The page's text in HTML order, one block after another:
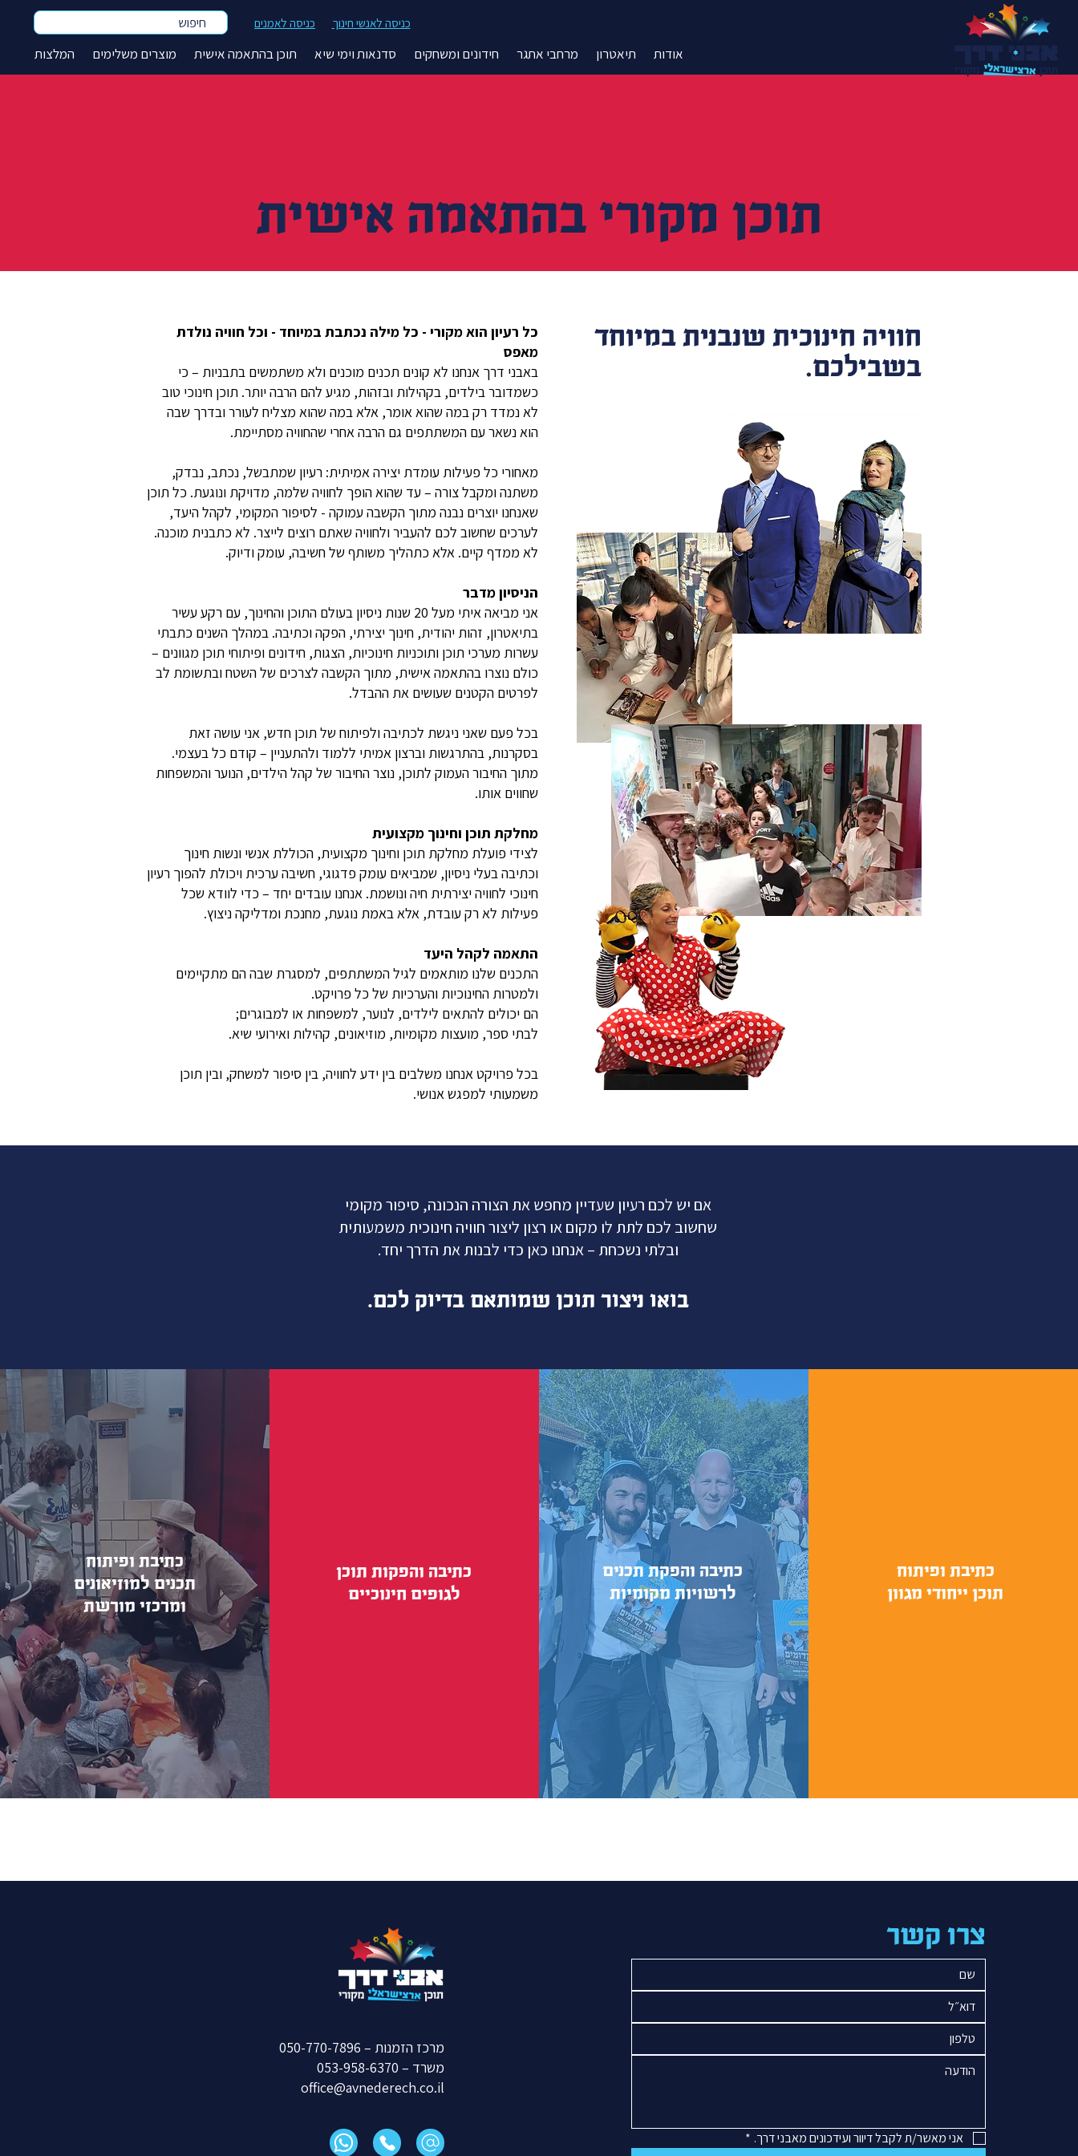
כניסה לאנשי חינוך כניסה לאמנים חיפוש
אודות תיאטרון מרחבי אתגר חידונים ומשחקים סדנאות וימי שיא תוכן בהתאמה אישית מוצרים משלימים המלצות
תוכן מקורי בהתאמה אישית
כל רעיון הוא מקורי - כל מילה נכתבת במיוחד - וכל חוויה נולדת
מאפס
באבני דרך אנחנו לא קונים תכנים מוכנים ולא משתמשים בתבניות – כי
כשמדובר בילדים, בקהילות ובזהות, מגיע להם הרבה יותר. תוכן חינוכי טוב
לא נמדד רק במה שהוא אומר, אלא במה שהוא מצליח לעורר ובדרך שבה
הוא נשאר עם המשתתפים גם הרבה אחרי שהחוויה מסתיימת.
מאחורי כל פעילות עומדת יצירה אמיתית: רעיון שמתבשל, נכתב, נבדק,
משתנה ומקבל צורה – עד שהוא הופך לחוויה שלמה, מדויקת ונוגעת. כל תוכן
שאנחנו יוצרים נבנה מתוך הקשבה עמוקה - לסיפור המקומי, לקהל היעד,
לערכים שחשוב לכם להעביר ולחוויה שאתם רוצים לייצר. לא כתבנית מוכנה.
לא ממדף קיים. אלא כתהליך משותף של חשיבה, עומק ודיוק.
הניסיון מדבר
אני מביאה איתי מעל 20 שנות ניסיון בעולם התוכן והחינוך, עם רקע עשיר
בתיאטרון, זהות יהודית, חינוך יצירתי, הפקה וכתיבה. במהלך השנים כתבתי
עשרות מערכי תוכן ותוכניות חינוכיות, הצגות, חידונים ופיתוחי תוכן מגוונים –
כולם נוצרו בהתאמה אישית, מתוך הקשבה לצרכים של השטח ובתשומת לב
לפרטים הקטנים שעושים את ההבדל.
בכל פעם שאני ניגשת לכתיבה ולפיתוח של תוכן חדש, אני עושה זאת
בסקרנות, בהתרגשות וברצון אמיתי ללמוד ולהתעניין – קודם כל בעצמי.
מתוך החיבור העמוק לתוכן, נוצר החיבור של קהל הילדים, הנוער והמשפחות
שחווים אותו.
מחלקת תוכן וחינוך מקצועית
לצידי פועלת מחלקת תוכן וחינוך מקצועית, הכוללת אנשי ונשות חינוך
וכתיבה בעלי ניסיון, שמביאים עומק פדגוגי, חשיבה ערכית ויכולת להפוך רעיון
חינוכי לחוויה יצירתית חיה ונושמת. אנחנו עובדים יחד – כדי לוודא שכל
פעילות לא רק עובדת, אלא באמת נוגעת, מחנכת ומדליקה ניצוץ.
התאמה לקהל היעד
התכנים שלנו מותאמים לגיל המשתתפים, למסגרת שבה הם מתקיימים
ולמטרות החינוכיות והערכיות של כל פרויקט.
הם יכולים להתאים לילדים, לנוער, למשפחות או למבוגרים;
לבתי ספר, מועצות מקומיות, מוזיאונים, קהילות ואירועי שיא.
בכל פרויקט אנחנו משלבים בין ידע לחוויה, בין סיפור למשחק, ובין תוכן
משמעותי למפגש אנושי.
חוויה חינוכית שנבנית במיוחד
בשבילכם.
אם יש לכם רעיון שעדיין מחפש את הצורה הנכונה, סיפור מקומי
שחשוב לכם לתת לו מקום או רצון ליצור חוויה חינוכית משמעותית
ובלתי נשכחת – אנחנו כאן כדי לבנות את הדרך יחד.
בואו ניצור תוכן שמותאם בדיוק לכם.
כתיבת ופיתוח
תכנים למוזיאונים
ומרכזי מורשת
כתיבה והפקות תוכן
לגופים חינוכיים
כתיבה והפקת תכנים
לרשויות מקומיות
כתיבת ופיתוח
תוכן ייחודי מגוון
מרכז הזמנות – 050-770-7896
משרד – 053-958-6370
office@avnederech.co.il
צרו קשר
אני מאשר/ת לקבל דיוור ועידכונים מאבני דרך. *